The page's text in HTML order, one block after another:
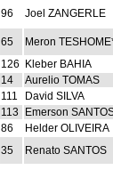
96 Joel ZANGERLE
65
Meron
126
Kleber BAHIA
14
Aurelio TOMAS
111
David SILVA
113
Emerson
86
Helder OLIVEIRA
35 Renato SANTOS